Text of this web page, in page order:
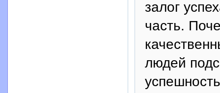
залог
часть.
людей